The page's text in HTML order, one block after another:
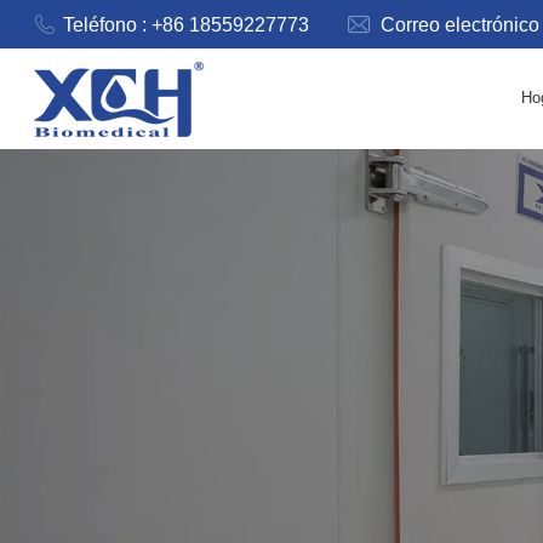
Teléfono : +86 18559227773 Correo